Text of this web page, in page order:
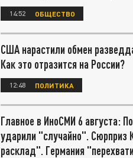
14:52 ОБЩЕСТВО
США нарастили обмен
Как это отразится на России?
12:48 ПОЛИТИКА
Главное в ИноСМИ 6 августа:
ударили "случайно".
расклад". Германия